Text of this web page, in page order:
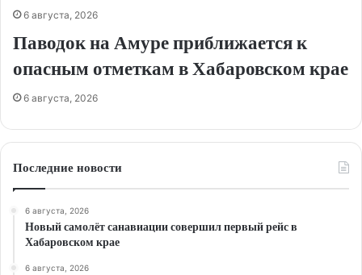
6 августа, 2026
Паводок на Амуре приближается к
опасным отметкам в Хабаровском крае
6 августа, 2026
Последние новости
6 августа, 2026
Новый самолёт санавиации совершил первый рейс в
Хабаровском крае
6 августа, 2026